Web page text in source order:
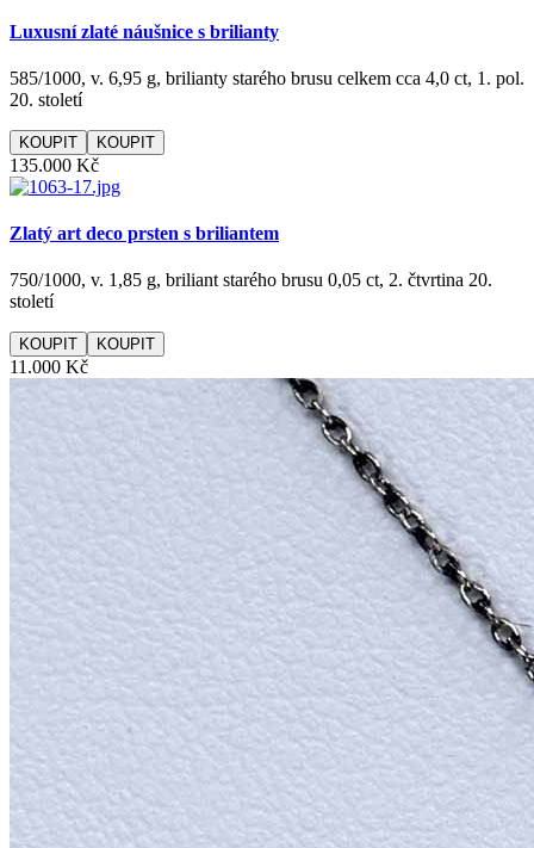
Luxusní zlaté náušnice s brilianty
585/1000, v. 6,95 g, brilianty starého brusu celkem cca 4,0 ct, 1. pol.
20. století
KOUPIT
135.000 Kč
Zlatý art deco prsten s briliantem
750/1000, v. 1,85 g, briliant starého brusu 0,05 ct, 2. čtvrtina 20.
století
KOUPIT
11.000 Kč